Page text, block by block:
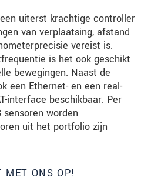
uiterst krachtige controller
van verplaatsing, afstand
vereist is.
is het ook geschikt
bewegingen. Naast de
een Ethernet- en een real-
interface beschikbaar. Per
worden
uit het portfolio zijn
MET ONS OP!
van
via e-mail.
vertrouwelijk. Lees
.